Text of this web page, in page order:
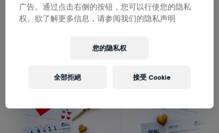
贈送一張APP路跑的兌換券
贈送一張旗艦跑的兌換券
广告。通过点击右侧的按钮，您可以行使您的隐私
权。欲了解更多信息，请参阅我们的隐私声明
您的隐私权
全部拒絕 接受 Cookie